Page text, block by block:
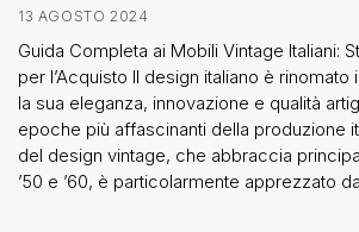
13 AGOSTO 2024
Guida Completa ai Mobili Vintage Italiani:
per l’Acquisto Il design italiano è
la sua eleganza, innovazione e qualità
epoche più affascinanti della produzione
del design vintage, che abbraccia
’50 e ’60, è particolarmente apprezzato